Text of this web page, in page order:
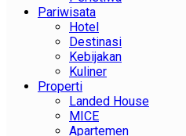
Pariwisata
Hotel
Destinasi
Kebijakan
Kuliner
Properti
Landed House
MICE
Apartemen